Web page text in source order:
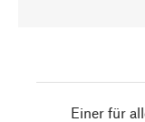
Einer für